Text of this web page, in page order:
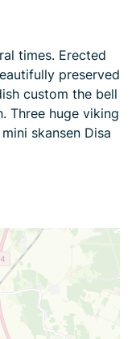
times. Erected
preserved
custom the bell
Three huge viking
skansen Disa